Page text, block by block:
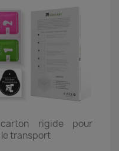
rigide pour
transport